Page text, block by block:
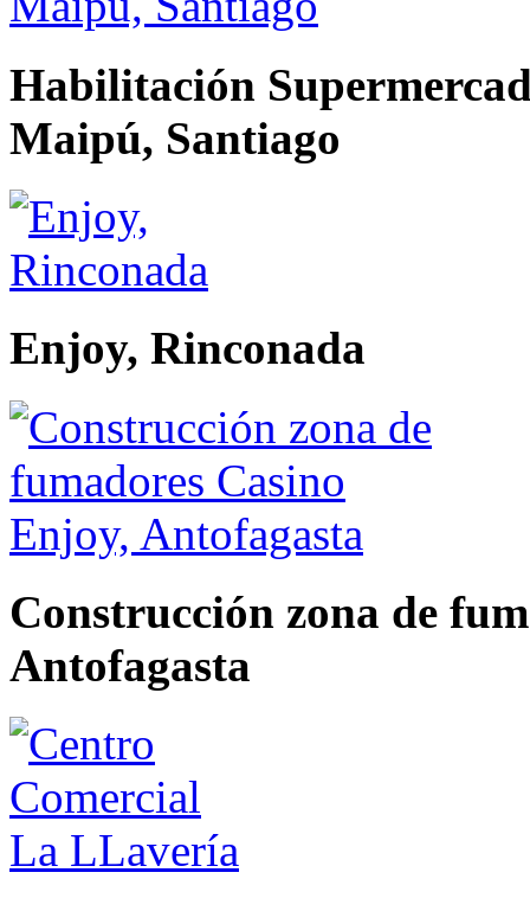
Habilitación
Maipú, Santiago
Enjoy, Rinconada
Construcción zona de
Antofagasta